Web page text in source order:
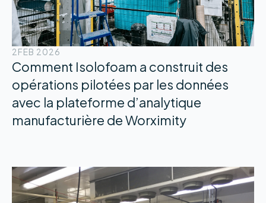
2 FEB 2026
Comment Isolofoam a construit des
opérations pilotées par les données
avec la plateforme d’analytique
manufacturière de Worximity